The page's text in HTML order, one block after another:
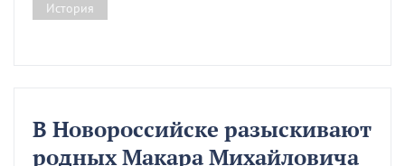
История
В Новороссийске разыскивают
родных Макара Михайловича